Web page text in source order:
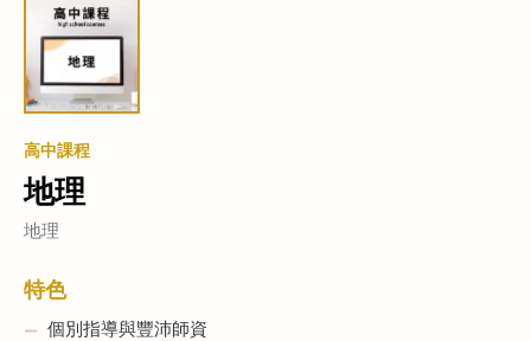
高中課程
地理
地理
特色
個別指導與豐沛師資